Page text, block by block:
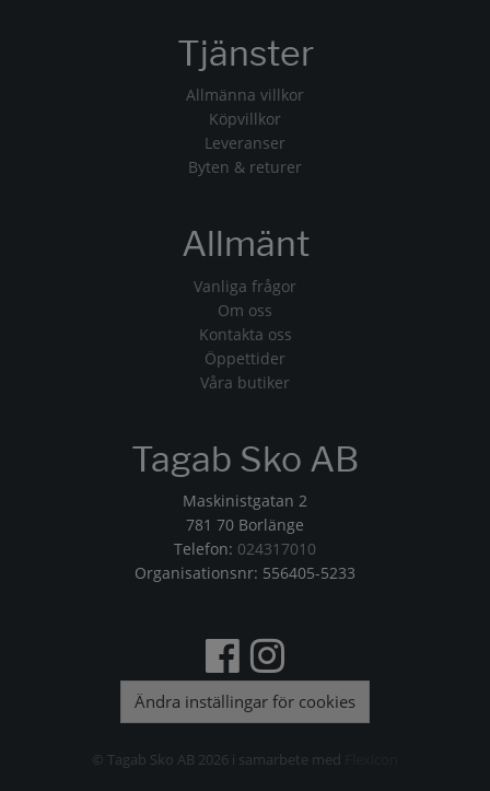
Tjänster
Allmänna villkor
Köpvillkor
Leveranser
Byten & returer
Allmänt
Vanliga frågor
Om oss
Kontakta oss
Öppettider
Våra butiker
Tagab Sko AB
Maskinistgatan 2
781 70 Borlänge
Telefon: 024317010
Organisationsnr: 556405-5233
Ändra inställingar för cookies
© Tagab Sko AB 2026 i samarbete med